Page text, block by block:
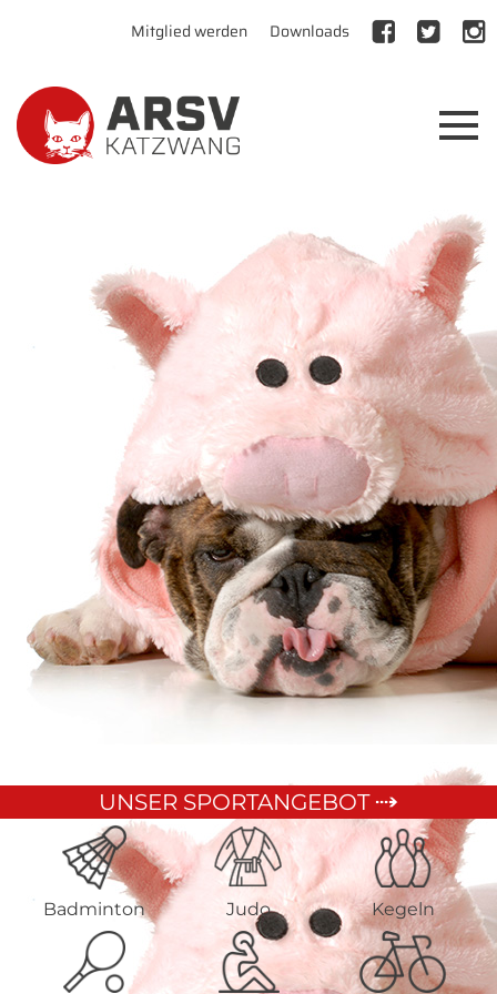
Mitglied werden Downloads
UNSER SPORTANGEBOT
Badminton Judo Kegeln